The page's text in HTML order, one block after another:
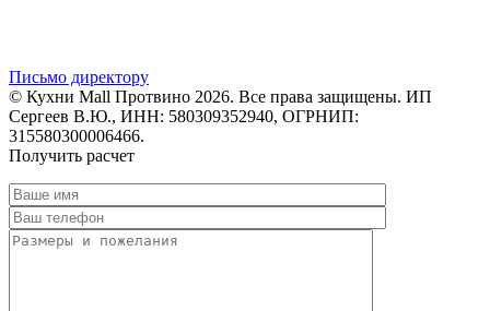
Письмо директору
© Кухни Mall Протвино 2026. Все права защищены. ИП
Сергеев В.Ю., ИНН: 580309352940, ОГРНИП:
315580300006466.
Получить расчет